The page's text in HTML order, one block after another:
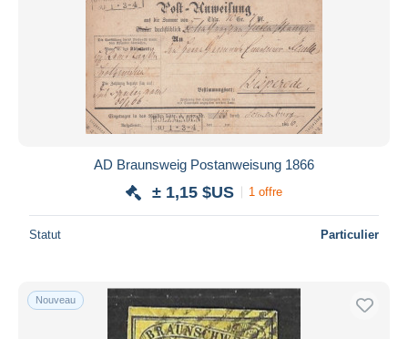
AD Braunsweig Postanweisung 1866
± 1,15 $US 1 offre
Statut Particulier
Nouveau